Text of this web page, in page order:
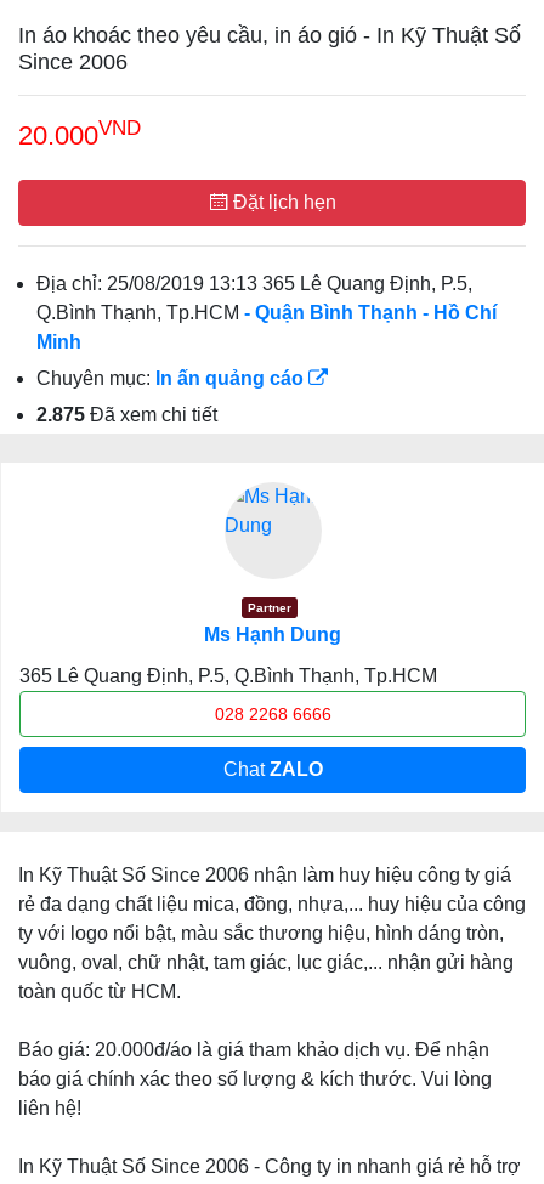
In áo khoác theo yêu cầu, in áo gió - In Kỹ Thuật Số
Since 2006
20.000VND
Đặt lịch hẹn
Địa chỉ: 25/08/2019 13:13 365 Lê Quang Định, P.5,
Q.Bình Thạnh, Tp.HCM - Quận Bình Thạnh - Hồ Chí
Minh
Chuyên mục: In ấn quảng cáo
2.875 Đã xem chi tiết
Partner
Ms Hạnh Dung
365 Lê Quang Định, P.5, Q.Bình Thạnh, Tp.HCM
028 2268 6666
ChatZALO
In Kỹ Thuật Số Since 2006 nhận làm huy hiệu công ty giá
rẻ đa dạng chất liệu mica, đồng, nhựa,... huy hiệu của công
ty với logo nổi bật, màu sắc thương hiệu, hình dáng tròn,
vuông, oval, chữ nhật, tam giác, lục giác,... nhận gửi hàng
toàn quốc từ HCM.
Báo giá: 20.000đ/áo là giá tham khảo dịch vụ. Để nhận
báo giá chính xác theo số lượng & kích thước. Vui lòng
liên hệ!
In Kỹ Thuật Số Since 2006 - Công ty in nhanh giá rẻ hỗ trợ